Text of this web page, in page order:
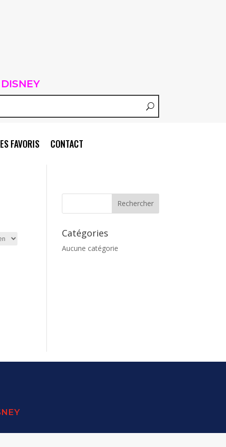
DISNEY
FAVORIS CONTACT
Catégories
Aucune catégorie